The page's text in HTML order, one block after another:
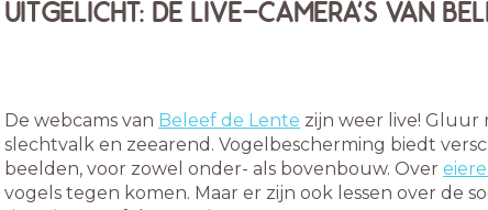
UITGELICHT: DE LIVE-CAMERA'S VAN
De webcams van Beleef de Lente zijn weer live! Gluur
slechtvalk en zeearend. Vogelbescherming biedt
beelden, voor zowel onder- als bovenbouw. Over
vogels tegen komen. Maar er zijn ook lessen over de